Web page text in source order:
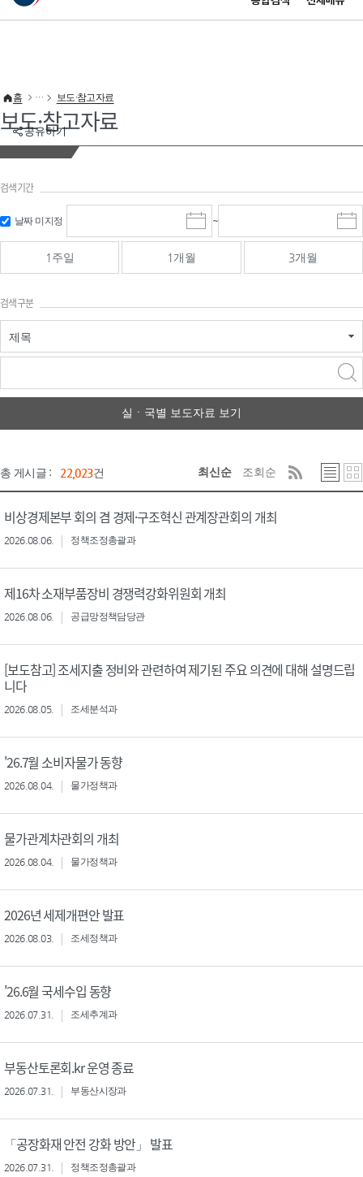
이 누리집은 대한민국 공식 전자정부 누리집입니다.
공유하기
홈 보도·참고자료
보도·참고자료
검색기간
날짜 미지정
시
작
일
선
~
종
료
선
1주일 1개월 3개월
검색구분
제목
실ㆍ국별 보도자료 보기
총 게시글 : 22,023건 최신순 조회순
비상경제본부 회의 겸 경제·구조혁신 관계장관회의 개최
2026.08.06. 정책조정총괄과
제16차 소재부품장비 경쟁력강화위원회 개최
2026.08.06. 공급망정책담당관
[보도참고] 조세지출 정비와 관련하여 제기된 주요 의견에 대해 설명드립
니다
2026.08.05. 조세분석과
'26.7월 소비자물가 동향
2026.08.04. 물가정책과
물가관계차관회의 개최
2026.08.04. 물가정책과
2026년 세제개편안 발표
2026.08.03. 조세정책과
'26.6월 국세수입 동향
2026.07.31. 조세추계과
부동산토론회.kr 운영 종료
2026.07.31. 부동산시장과
「공장화재 안전 강화 방안」 발표
2026.07.31. 정책조정총괄과